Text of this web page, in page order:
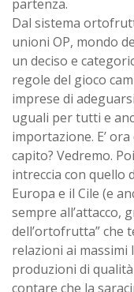
partenza.
Dal sistema
unioni OP, mondo
un deciso e
regole del gioco
imprese di
uguali per tutti e
importazione. E’
capito? Vedremo.
intreccia con quello
Europa e il Cile (e
sempre all’attacco,
dell’ortofrutta” che
relazioni ai
produzioni di
contare che la